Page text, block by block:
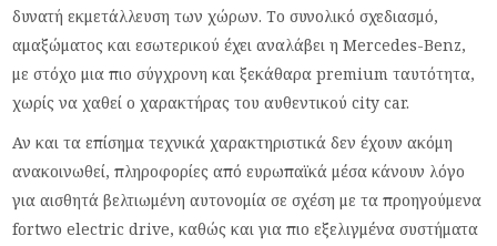
δυνατή εκμετάλλευση των χώρων. Το συνολικό σχεδιασμό,
αμαξώματος και εσωτερικού έχει αναλάβει η Mercedes-Benz,
με στόχο μια πιο σύγχρονη και ξεκάθαρα premium ταυτότητα,
χωρίς να χαθεί ο χαρακτήρας του αυθεντικού city car.
Αν και τα επίσημα τεχνικά χαρακτηριστικά δεν έχουν ακόμη
ανακοινωθεί, πληροφορίες από ευρωπαϊκά μέσα κάνουν λόγο
για αισθητά βελτιωμένη αυτονομία σε σχέση με τα προηγούμενα
fortwo electric drive, καθώς και για πιο εξελιγμένα συστήματα